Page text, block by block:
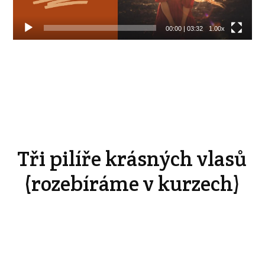
00:00| 03:32 1.00x
Tři pilíře krásných vlasů
(rozebíráme v kurzech)